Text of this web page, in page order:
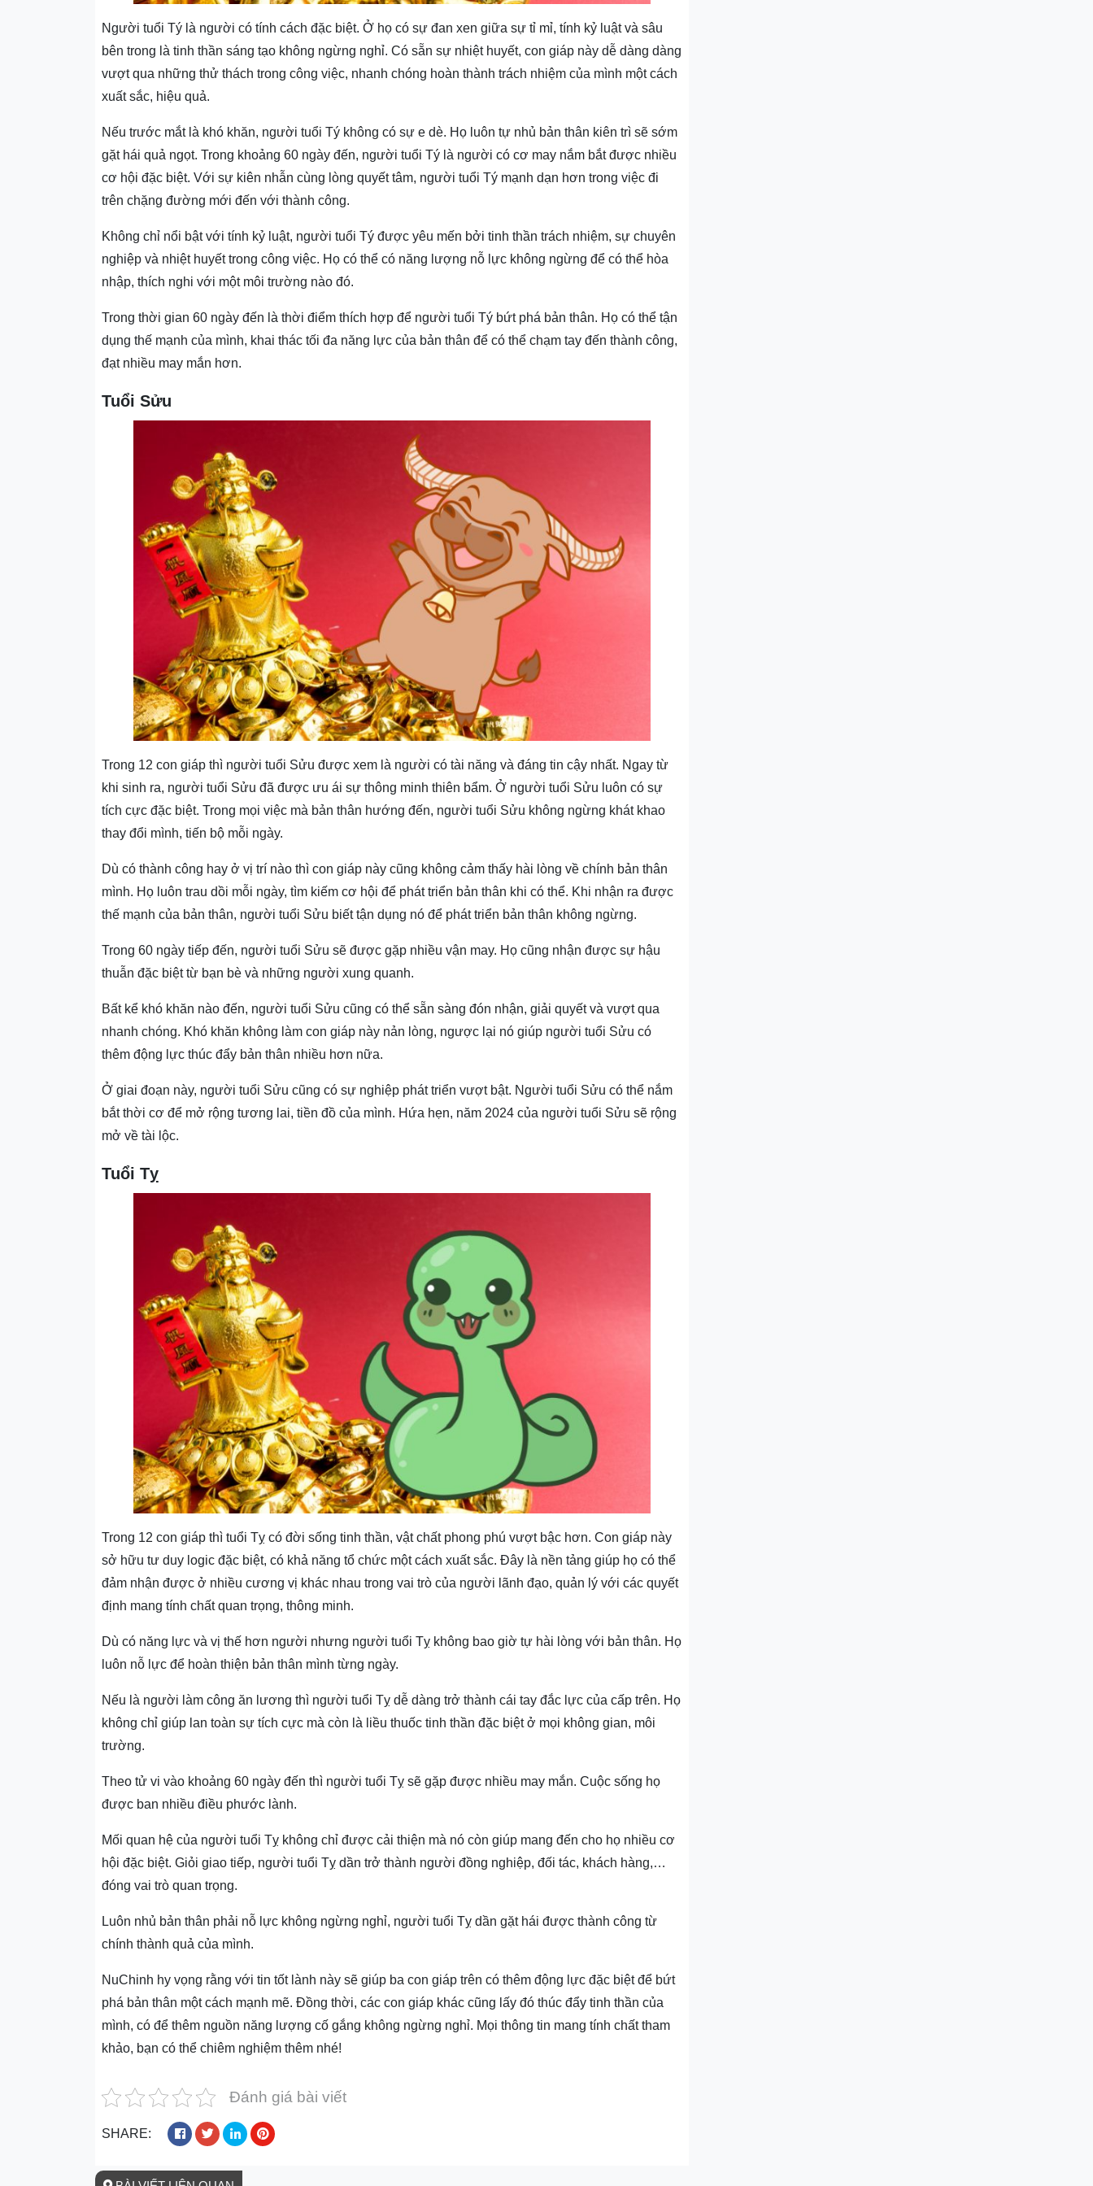
Người tuổi Tý là người có tính cách đặc biệt. Ở họ có sự đan xen giữa sự tỉ mỉ, tính kỷ luật và sâu
bên trong là tinh thần sáng tạo không ngừng nghỉ. Có sẵn sự nhiệt huyết, con giáp này dễ dàng dàng
vượt qua những thử thách trong công việc, nhanh chóng hoàn thành trách nhiệm của mình một cách
xuất sắc, hiệu quả.
Nếu trước mắt là khó khăn, người tuổi Tý không có sự e dè. Họ luôn tự nhủ bản thân kiên trì sẽ sớm
gặt hái quả ngọt. Trong khoảng 60 ngày đến, người tuổi Tý là người có cơ may nắm bắt được nhiều
cơ hội đặc biệt. Với sự kiên nhẫn cùng lòng quyết tâm, người tuổi Tý mạnh dạn hơn trong việc đi
trên chặng đường mới đến với thành công.
Không chỉ nổi bật với tính kỷ luật, người tuổi Tý được yêu mến bởi tinh thần trách nhiệm, sự chuyên
nghiệp và nhiệt huyết trong công việc. Họ có thể có năng lượng nỗ lực không ngừng để có thể hòa
nhập, thích nghi với một môi trường nào đó.
Trong thời gian 60 ngày đến là thời điểm thích hợp để người tuổi Tý bứt phá bản thân. Họ có thể tận
dụng thế mạnh của mình, khai thác tối đa năng lực của bản thân để có thể chạm tay đến thành công,
đạt nhiều may mắn hơn.
Tuổi Sửu
Trong 12 con giáp thì người tuổi Sửu được xem là người có tài năng và đáng tin cậy nhất. Ngay từ
khi sinh ra, người tuổi Sửu đã được ưu ái sự thông minh thiên bẩm. Ở người tuổi Sửu luôn có sự
tích cực đặc biệt. Trong mọi việc mà bản thân hướng đến, người tuổi Sửu không ngừng khát khao
thay đổi mình, tiến bộ mỗi ngày.
Dù có thành công hay ở vị trí nào thì con giáp này cũng không cảm thấy hài lòng về chính bản thân
mình. Họ luôn trau dồi mỗi ngày, tìm kiếm cơ hội để phát triển bản thân khi có thể. Khi nhận ra được
thế mạnh của bản thân, người tuổi Sửu biết tận dụng nó để phát triển bản thân không ngừng.
Trong 60 ngày tiếp đến, người tuổi Sửu sẽ được gặp nhiều vận may. Họ cũng nhận được sự hậu
thuẫn đặc biệt từ bạn bè và những người xung quanh.
Bất kể khó khăn nào đến, người tuổi Sửu cũng có thể sẵn sàng đón nhận, giải quyết và vượt qua
nhanh chóng. Khó khăn không làm con giáp này nản lòng, ngược lại nó giúp người tuổi Sửu có
thêm động lực thúc đẩy bản thân nhiều hơn nữa.
Ở giai đoạn này, người tuổi Sửu cũng có sự nghiệp phát triển vượt bật. Người tuổi Sửu có thể nắm
bắt thời cơ để mở rộng tương lai, tiền đồ của mình. Hứa hẹn, năm 2024 của người tuổi Sửu sẽ rộng
mở về tài lộc.
Tuổi Tỵ
Trong 12 con giáp thì tuổi Tỵ có đời sống tinh thần, vật chất phong phú vượt bậc hơn. Con giáp này
sở hữu tư duy logic đặc biệt, có khả năng tổ chức một cách xuất sắc. Đây là nền tảng giúp họ có thể
đảm nhận được ở nhiều cương vị khác nhau trong vai trò của người lãnh đạo, quản lý với các quyết
định mang tính chất quan trọng, thông minh.
Dù có năng lực và vị thế hơn người nhưng người tuổi Tỵ không bao giờ tự hài lòng với bản thân. Họ
luôn nỗ lực để hoàn thiện bản thân mình từng ngày.
Nếu là người làm công ăn lương thì người tuổi Tỵ dễ dàng trở thành cái tay đắc lực của cấp trên. Họ
không chỉ giúp lan toàn sự tích cực mà còn là liều thuốc tinh thần đặc biệt ở mọi không gian, môi
trường.
Theo tử vi vào khoảng 60 ngày đến thì người tuổi Tỵ sẽ gặp được nhiều may mắn. Cuộc sống họ
được ban nhiều điều phước lành.
Mối quan hệ của người tuổi Tỵ không chỉ được cải thiện mà nó còn giúp mang đến cho họ nhiều cơ
hội đặc biệt. Giỏi giao tiếp, người tuổi Tỵ dần trở thành người đồng nghiệp, đối tác, khách hàng,…
đóng vai trò quan trọng.
Luôn nhủ bản thân phải nỗ lực không ngừng nghỉ, người tuổi Tỵ dần gặt hái được thành công từ
chính thành quả của mình.
NuChinh hy vọng rằng với tin tốt lành này sẽ giúp ba con giáp trên có thêm động lực đặc biệt để bứt
phá bản thân một cách mạnh mẽ. Đồng thời, các con giáp khác cũng lấy đó thúc đẩy tinh thần của
mình, có để thêm nguồn năng lượng cố gắng không ngừng nghỉ. Mọi thông tin mang tính chất tham
khảo, bạn có thể chiêm nghiệm thêm nhé!
Đánh giá bài viết
SHARE: